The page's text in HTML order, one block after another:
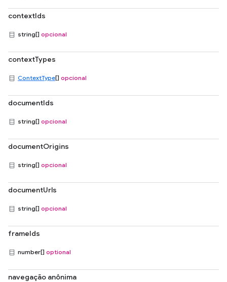
contextIds
string[] opcional
contextTypes
ContextType[] opcional
documentIds
string[] opcional
documentOrigins
string[] opcional
documentUrls
string[] opcional
frameIds
number[] optional
navegação anônima